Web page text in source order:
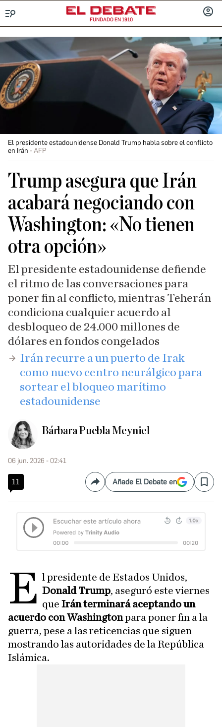
FUNDADO EN 1910
El presidente estadounidense Donald Trump habla sobre el conflicto
en Irán
AFP
Trump asegura que Irán
acabará negociando con
Washington: «No tienen
otra opción»
El presidente estadounidense defiende
el ritmo de las conversaciones para
poner fin al conflicto, mientras Teherán
condiciona cualquier acuerdo al
desbloqueo de 24.000 millones de
dólares en fondos congelados
​Irán recurre a un puerto de Irak
como nuevo centro neurálgico para
sortear el bloqueo marítimo
estadounidense
Bárbara Puebla Meyniel
06 jun. 2026 - 02:41
11 CompartirAñade El Debate en Save
E l presidente de Estados Unidos,
Donald Trump, aseguró este viernes
queIrán terminará aceptando un
acuerdo con Washingtonpara poner fin a la
guerra, pese a las reticencias que siguen
mostrando las autoridades de la República
Islámica.